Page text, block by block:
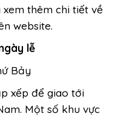
xem thêm chi tiết về
website.
lễ
Bảy
xếp để giao tới
Một số khu vực